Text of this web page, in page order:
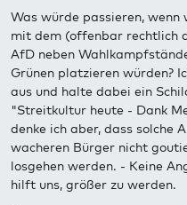
Was würde passieren,
mit dem (offenbar rechtlich
AfD neben
Grünen platzieren würden?
aus und halte dabei ein
"Streitkultur heute - Dank
denke ich aber, dass solche
wacheren Bürger nicht
losgehen werden. - Keine
hilft uns, größer zu werden.